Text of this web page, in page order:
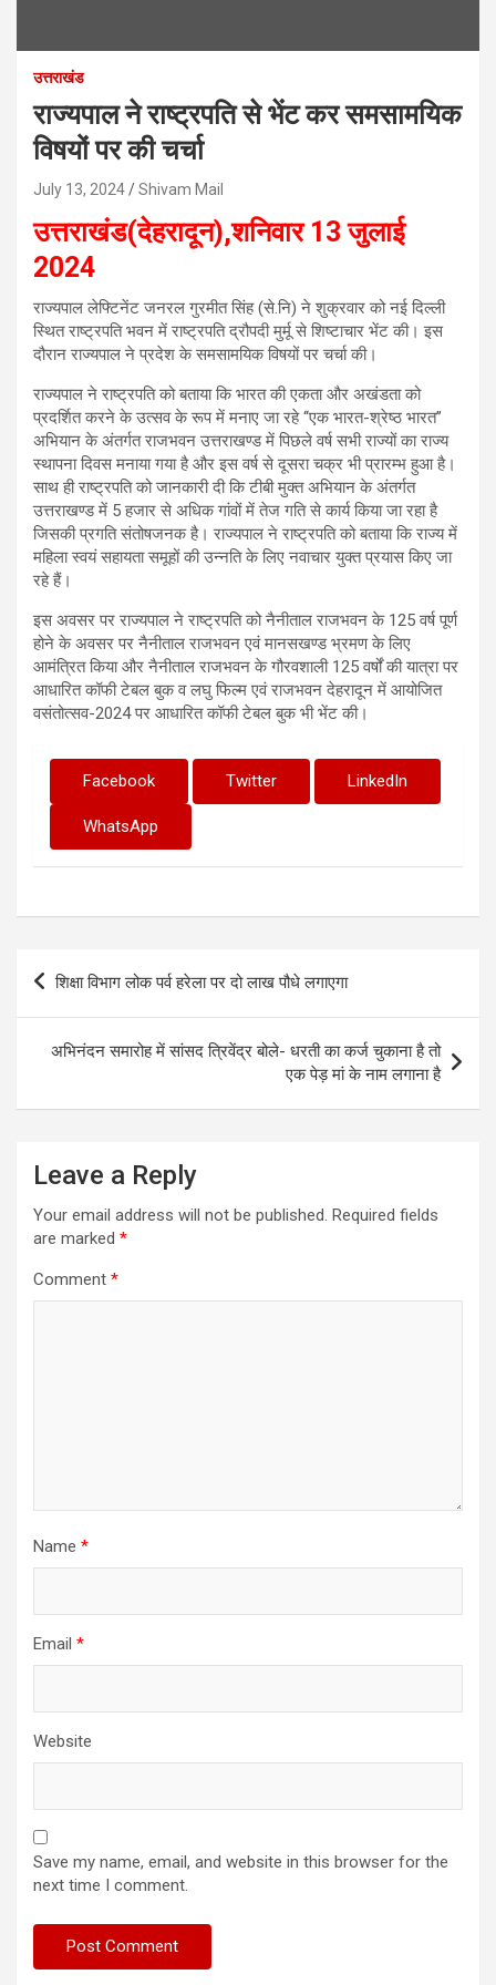
उत्तराखंड
राज्यपाल ने राष्ट्रपति से भेंट कर समसामयिक
विषयों पर की चर्चा
July 13, 2024 Shivam Mail
उत्तराखंड(देहरादून),शनिवार 13 जुलाई
2024
राज्यपाल लेफ्टिनेंट जनरल गुरमीत सिंह (से.नि) ने शुक्रवार को नई दिल्ली
स्थित राष्ट्रपति भवन में राष्ट्रपति द्रौपदी मुर्मू से शिष्टाचार भेंट की। इस
दौरान राज्यपाल ने प्रदेश के समसामयिक विषयों पर चर्चा की।
राज्यपाल ने राष्ट्रपति को बताया कि भारत की एकता और अखंडता को
प्रदर्शित करने के उत्सव के रूप में मनाए जा रहे ‘‘एक भारत-श्रेष्ठ भारत’’
अभियान के अंतर्गत राजभवन उत्तराखण्ड में पिछले वर्ष सभी राज्यों का राज्य
स्थापना दिवस मनाया गया है और इस वर्ष से दूसरा चक्र भी प्रारम्भ हुआ है।
साथ ही राष्ट्रपति को जानकारी दी कि टीबी मुक्त अभियान के अंतर्गत
उत्तराखण्ड में 5 हजार से अधिक गांवों में तेज गति से कार्य किया जा रहा है
जिसकी प्रगति संतोषजनक है। राज्यपाल ने राष्ट्रपति को बताया कि राज्य में
महिला स्वयं सहायता समूहों की उन्नति के लिए नवाचार युक्त प्रयास किए जा
रहे हैं।
इस अवसर पर राज्यपाल ने राष्ट्रपति को नैनीताल राजभवन के 125 वर्ष पूर्ण
होने के अवसर पर नैनीताल राजभवन एवं मानसखण्ड भ्रमण के लिए
आमंत्रित किया और नैनीताल राजभवन के गौरवशाली 125 वर्षों की यात्रा पर
आधारित कॉफी टेबल बुक व लघु फिल्म एवं राजभवन देहरादून में आयोजित
वसंतोत्सव-2024 पर आधारित कॉफी टेबल बुक भी भेंट की।
Facebook Twitter LinkedIn
WhatsApp
Post
शिक्षा विभाग लोक पर्व हरेला पर दो लाख पौधे लगाएगा
अभिनंदन समारोह में सांसद त्रिवेंद्र बोले- धरती का कर्ज चुकाना है तो
एक पेड़ मां के नाम लगाना है
Leave a Reply
Your email address will not be published. Required fields
are marked *
Comment *
Name *
Email *
Website
Save my name, email, and website in this browser for the
next time I comment.